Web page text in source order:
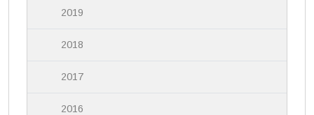
2019
2018
2017
2016